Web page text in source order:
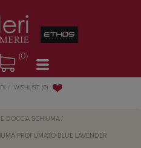
(0)
WISHLIST (0)
DOCCIA SCHIUMA /
PROFUMATO BLUE LAVENDER